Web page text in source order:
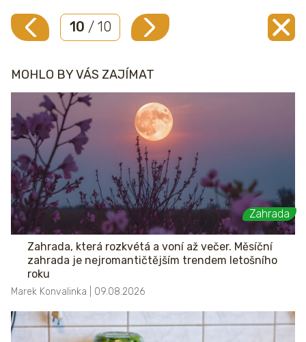
10 / 10
MOHLO BY VÁS ZAJÍMAT
Zahrada
Zahrada, která rozkvétá a voní až večer. Měsíční
zahrada je nejromantičtějším trendem letošního
roku
Marek Konvalinka | 09.08.2026